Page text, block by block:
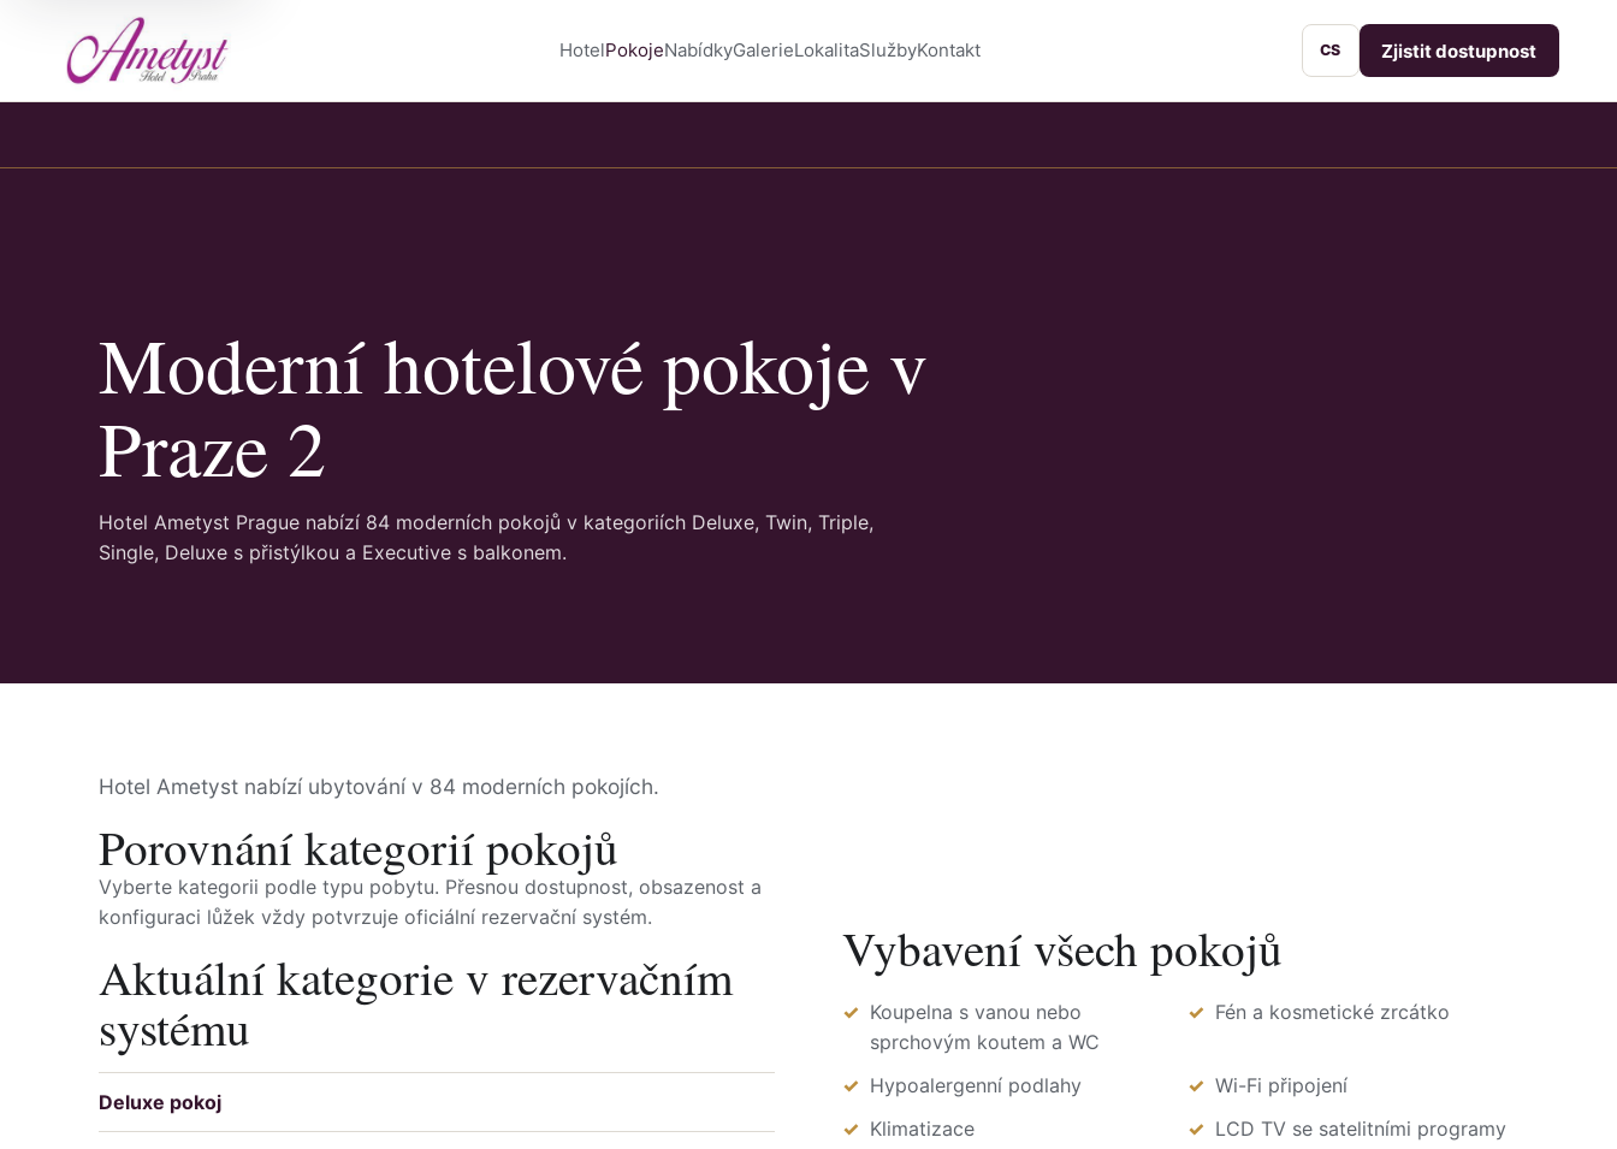
HotelPokojeNabídkyGalerieLokalitaSlužbyKontakt CS Zjistit dostupnost
Moderní hotelové pokoje v
Praze 2
Hotel Ametyst Prague nabízí 84 moderních pokojů v kategoriích Deluxe, Twin, Triple,
Single, Deluxe s přistýlkou a Executive s balkonem.
Hotel Ametyst nabízí ubytování v 84 moderních pokojích.
Porovnání kategorií pokojů
Vyberte kategorii podle typu pobytu. Přesnou dostupnost, obsazenost a
konfiguraci lůžek vždy potvrzuje oficiální rezervační systém.
Aktuální kategorie v rezervačním
systému
Deluxe pokoj
Vybavení všech pokojů
Koupelna s vanou nebo
sprchovým koutem a WC
Fén a kosmetické zrcátko
Hypoalergenní podlahy
Wi-Fi připojení
Klimatizace
LCD TV se satelitními programy